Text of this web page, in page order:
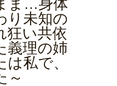
ま…身体
り未知の
狂い共依
義理の姉
私で、
～